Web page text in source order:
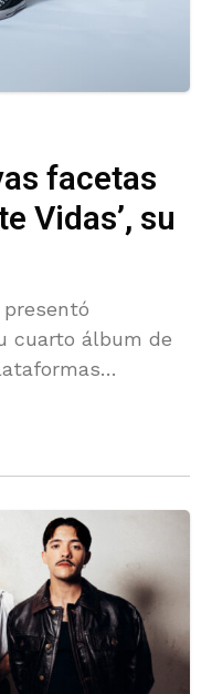
facetas
Vidas’, su
cuarto álbum de